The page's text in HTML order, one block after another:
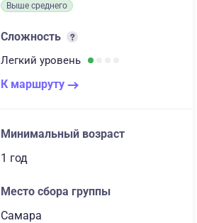
Выше среднего
Сложность
Легкий уровень
К маршруту
Минимальный возраст
1 год
Место сбора группы
Самара